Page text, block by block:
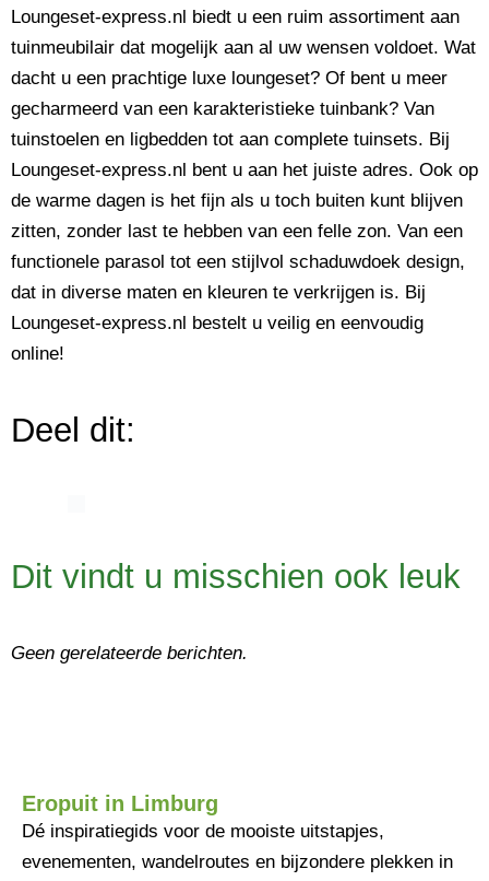
Loungeset-express.nl biedt u een ruim assortiment aan
tuinmeubilair dat mogelijk aan al uw wensen voldoet. Wat
dacht u een prachtige luxe loungeset? Of bent u meer
gecharmeerd van een karakteristieke tuinbank? Van
tuinstoelen en ligbedden tot aan complete tuinsets. Bij
Loungeset-express.nl bent u aan het juiste adres. Ook op
de warme dagen is het fijn als u toch buiten kunt blijven
zitten, zonder last te hebben van een felle zon. Van een
functionele parasol tot een stijlvol schaduwdoek design,
dat in diverse maten en kleuren te verkrijgen is. Bij
Loungeset-express.nl bestelt u veilig en eenvoudig
online!
Deel dit:
Dit vindt u misschien ook leuk
Geen gerelateerde berichten.
Eropuit in Limburg
Dé inspiratiegids voor de mooiste uitstapjes,
evenementen, wandelroutes en bijzondere plekken in